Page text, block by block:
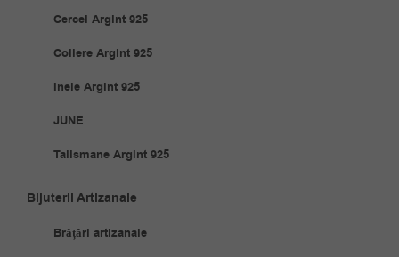
Cercei Argint 925
Coliere Argint 925
Inele Argint 925
JUNE
Talismane Argint 925
Bijuterii Artizanale
Brățări artizanale